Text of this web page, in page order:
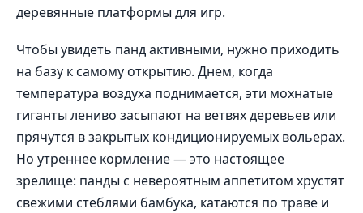
деревянные платформы для игр.
Чтобы увидеть панд активными, нужно приходить
на базу к самому открытию. Днем, когда
температура воздуха поднимается, эти мохнатые
гиганты лениво засыпают на ветвях деревьев или
прячутся в закрытых кондиционируемых вольерах.
Но утреннее кормление — это настоящее
зрелище: панды с невероятным аппетитом хрустят
свежими стеблями бамбука, катаются по траве и